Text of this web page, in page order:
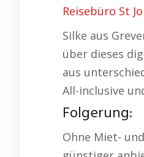
Reisebüro St
Silke aus
über dieses
aus
All-inclusive
Folgerung:
Ohne Miet-